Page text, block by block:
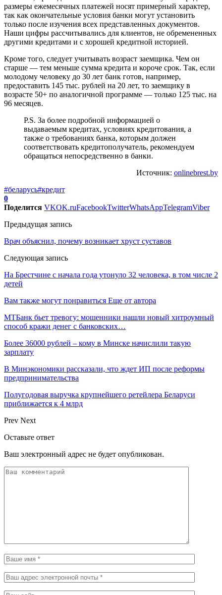
размеры ежемесячных платежей носят примерный характер,
так как окончательные условия банки могут установить
только после изучения всех представленных документов.
Наши цифры рассчитывались для клиентов, не обремененных
другими кредитами и с хорошей кредитной историей.
Кроме того, следует учитывать возраст заемщика. Чем он
старше — тем меньше сумма кредита и короче срок. Так, если
молодому человеку до 30 лет банк готов, например,
предоставить 145 тыс. рублей на 20 лет, то заемщику в
возрасте 50+ по аналогичной программе — только 125 тыс. на
96 месяцев.
P.S. За более подробной информацией о
выдаваемым кредитах, условиях кредитования, а
также о требованиях банка, которым должен
соответствовать кредитополучатель, рекомендуем
обращаться непосредственно в банки.
Источник: onlinebrest.by
#беларусь#кредит
0
Поделится VKOK.ruFacebookTwitterWhatsAppTelegramViber
Предыдущая запись
Врач объяснил, почему возникает хруст суставов
Следующая запись
На Брестчине с начала года утонуло 32 человека, в том числе 2
детей
Вам также могут понравиться Еще от автора
МТБанк бьет тревогу: мошенники нашли новый хитроумный
способ кражи денег с банковских…
Более 36000 рублей – кому в Минске начислили такую
зарплату
В Минэкономики рассказали, что ждет ИП после реформы
предпринимательства
Полугодовая выручка крупнейшего ретейлера Беларуси
приближается к 4 млрд
Prev Next
Оставьте ответ
Ваш электронный адрес не будет опубликован.